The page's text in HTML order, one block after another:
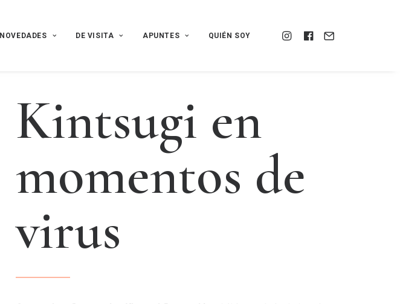
NOVEDADES DE VISITA APUNTES QUIÉN SOY
Kintsugi en
momentos de
virus